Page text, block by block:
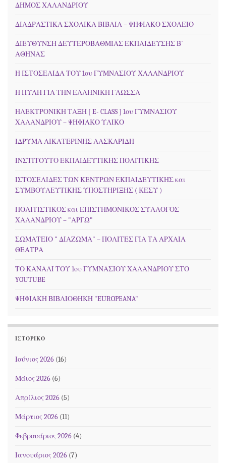
ΔΗΜΟΣ ΧΑΛΑΝΔΡΙΟΥ
ΔΙΑΔΡΑΣΤΙΚΑ ΣΧΟΛΙΚΑ ΒΙΒΛΙΑ – ΨΗΦΙΑΚΟ ΣΧΟΛΕΙΟ
ΔΙΕΥΘΥΝΣΗ ΔΕΥΤΕΡΟΒΑΘΜΙΑΣ ΕΚΠΑΙΔΕΥΣΗΣ Β΄
ΑΘΗΝΑΣ
Η ΙΣΤΟΣΕΛΙΔΑ ΤΟΥ 1ου ΓΥΜΝΑΣΙΟΥ ΧΑΛΑΝΔΡΙΟΥ
Η ΠΥΛΗ ΓΙΑ ΤΗΝ ΕΛΛΗΝΙΚΗ ΓΛΩΣΣΑ
ΗΛΕΚΤΡΟΝΙΚΗ ΤΑΞΗ [ E- CLASS ] 1ου ΓΥΜΝΑΣΙΟΥ
ΧΑΛΑΝΔΡΙΟΥ – ΨΗΦΙΑΚΟ ΥΛΙΚΟ
ΙΔΡΥΜΑ ΑΙΚΑΤΕΡΙΝΗΣ ΛΑΣΚΑΡΙΔΗ
ΙΝΣΤΙΤΟΥΤΟ ΕΚΠΑΙΔΕΥΤΙΚΗΣ ΠΟΛΙΤΙΚΗΣ
ΙΣΤΟΣΕΛΙΔΕΣ ΤΩΝ ΚΕΝΤΡΩΝ ΕΚΠΑΙΔΕΥΤΙΚΗΣ και
ΣΥΜΒΟΥΛΕΥΤΙΚΗΣ ΥΠΟΣΤΗΡΙΞΗΣ ( ΚΕΣΥ )
ΠΟΛΙΤΙΣΤΙΚΟΣ και ΕΠΙΣΤΗΜΟΝΙΚΟΣ ΣΥΛΛΟΓΟΣ
ΧΑΛΑΝΔΡΙΟΥ – "ΑΡΓΩ"
ΣΩΜΑΤΕΙΟ " ΔΙΑΖΩΜΑ" – ΠΟΛΙΤΕΣ ΓΙΑ ΤΑ ΑΡΧΑΙΑ
ΘΕΑΤΡΑ
ΤΟ ΚΑΝΑΛΙ ΤΟΥ 1ου ΓΥΜΝΑΣΙΟΥ ΧΑΛΑΝΔΡΙΟΥ ΣΤΟ
YOUTUBE
ΨΗΦΙΑΚΗ ΒΙΒΛΙΟΘΗΚΗ "EUROPEANA"
ΙΣΤΟΡΙΚΌ
Ιούνιος 2026 (16)
Μάιος 2026 (6)
Απρίλιος 2026 (5)
Μάρτιος 2026 (11)
Φεβρουάριος 2026 (4)
Ιανουάριος 2026 (7)